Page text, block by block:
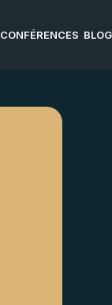
CONFÉRENCES BLOG